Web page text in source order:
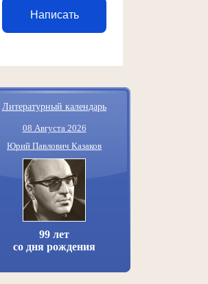
Написать
Литературный календарь
08 Августа 2026
Юрий Павлович Казаков
99 лет
со дня рождения